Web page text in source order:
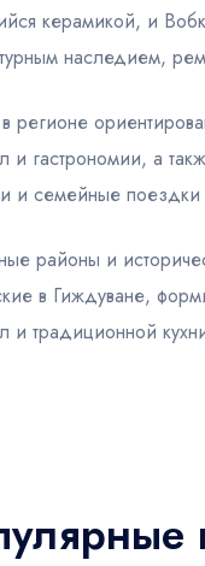
керамикой, и
наследием,
регионе
и гастрономии, а
и семейные
районы и
в Гиждуване,
и традиционной